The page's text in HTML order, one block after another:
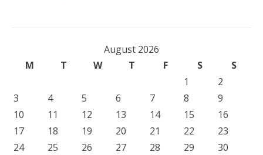
August 2026
M
T W T F S
S
1
2
3
4 5 6 7 8
9
10
11 12 13 14 15
16
17
18 19 20 21 22
23
24
25 26 27 28 29 30